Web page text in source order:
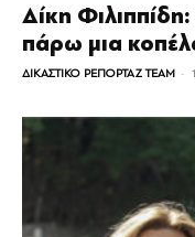
Δίκη
πάρω μια
ΔΙΚΑΣΤΙΚΟ ΡΕΠΟΡΤΑΖ TEAM -